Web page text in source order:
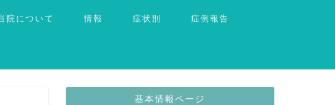
院について 情報 症状別 症例報告
基本情報ページ